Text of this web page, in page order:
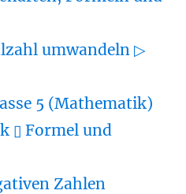
umwandeln ▷
5 (Mathematik)
▯ Formel und
Zahlen